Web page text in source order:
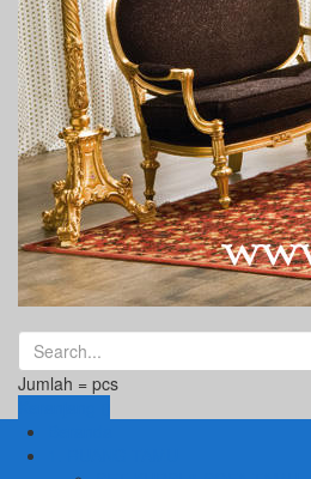
Jumlah = pcs